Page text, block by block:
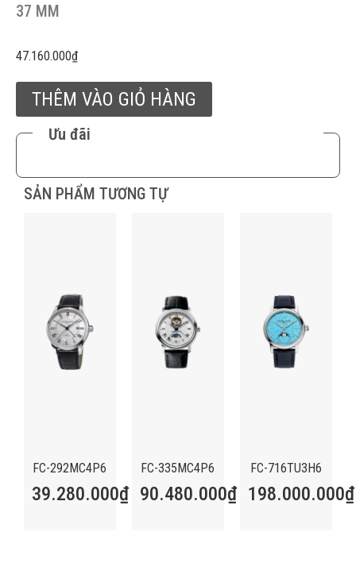
37 MM
47.160.000₫
THÊM VÀO GIỎ HÀNG
Ưu đãi
SẢN PHẨM TƯƠNG TỰ
FC-292MC4P6
39.280.000₫
FC-335MC4P6
90.480.000₫
FC-716TU3H6
198.000.000₫